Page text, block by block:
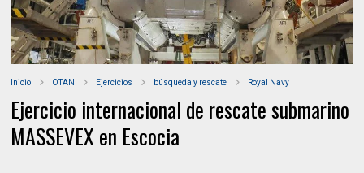
Inicio OTAN Ejercicios búsqueda y rescate Royal Navy
Ejercicio internacional de rescate submarino
MASSEVEX en Escocia